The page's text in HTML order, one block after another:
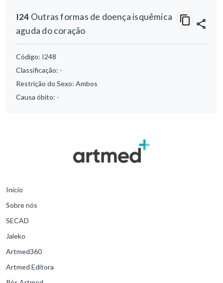
I24 Outras formas de doença isquêmica
aguda do coração
Código: I248
Classificação: -
Restrição do Sexo: Ambos
Causa óbito: -
Início
Sobre nós
SECAD
Jaleko
Artmed360
Artmed Editora